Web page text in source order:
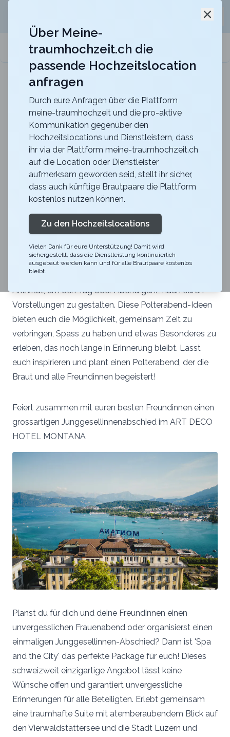
meine-traumhochzeit.ch
Berghotel Hahnenmoos
Heiraten mit unvergesslicher Aussicht mitten in
Polterabend Frau
Bist du gerade dabei, den Polterabend für die Braut
und eure Freundinnen zu planen und suchst nach
spannenden und besonderen Ideen? Dann bist du bei
uns genau richtig! Wir bieten für jeden Geschmack das
passende Angebot, damit der Polterabend zu einem
unvergesslichen Erlebnis wird. Ob eine luxuriöse Suite
mit Wellnessangebot, ein aufregendes Fotoshooting,
ein genussvolles Winetasting oder ein Ausflug auf
dem Fajita-Schiff – bei uns findest du die perfekte
Aktivität, um den Tag oder Abend ganz nach euren
Vorstellungen zu gestalten. Diese Polterabend-Ideen
bieten euch die Möglichkeit, gemeinsam Zeit zu
verbringen, Spass zu haben und etwas Besonderes zu
erleben, das noch lange in Erinnerung bleibt. Lasst
euch inspirieren und plant einen Polterabend, der die
Braut und alle Freundinnen begeistert!
Feiert zusammen mit euren besten Freundinnen einen
grossartigen Junggesellinnenabschied im ART DECO
HOTEL MONTANA
Planst du für dich und deine Freundinnen einen
unvergesslichen Frauenabend oder organisierst einen
einmaligen Junggesellinnen-Abschied? Dann ist 'Spa
and the City' das perfekte Package für euch! Dieses
schweizweit einzigartige Angebot lässt keine
Wünsche offen und garantiert unvergessliche
Erinnerungen für alle Beteiligten. Erlebt gemeinsam
eine traumhafte Suite mit atemberaubendem Blick auf
den Vierwaldstättersee und die Stadt Luzern und
Über Meine-
traumhochzeit.ch die
passende Hochzeitslocation
anfragen
Durch eure Anfragen über die Plattform
meine-traumhochzeit und die pro-aktive
Kommunikation gegenüber den
Hochzeitslocations und Dienstleistern, dass
ihr via der Plattform meine-traumhochzeit.ch
auf die Location oder Dienstleister
aufmerksam geworden seid, stellt ihr sicher,
dass auch künftige Brautpaare die Plattform
kostenlos nutzen können.
Zu den Hochzeitslocations
Vielen Dank für eure Unterstützung! Damit wird
sichergestellt, dass die Dienstleistung kontinuierlich
ausgebaut werden kann und für alle Brautpaare kostenlos
bleibt.